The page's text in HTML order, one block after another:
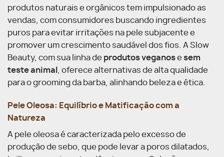
produtos naturais e orgânicos tem impulsionado as
vendas, com consumidores buscando ingredientes
puros para evitar irritações na pele subjacente e
promover um crescimento saudável dos fios. A Slow
Beauty, com sua linha de produtos veganosesem
teste animal
, oferece alternativas de alta qualidade
para o grooming da barba, alinhando beleza e ética.
Pele Oleosa: Equilíbrio e Matificação com a
Natureza
A pele oleosa é caracterizada pelo excesso de
produção de sebo, que pode levar a poros dilatados,